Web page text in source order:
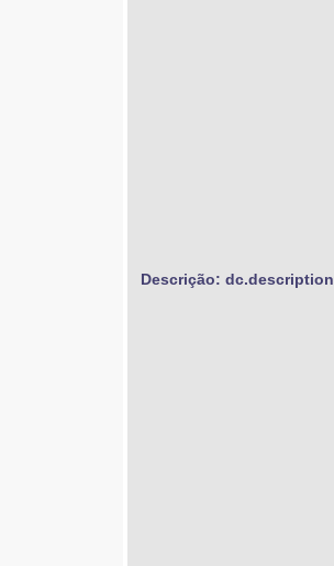
Descrição: dc.description